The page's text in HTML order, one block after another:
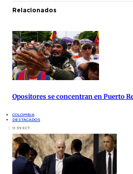
Relacionados
Opositores se concentran en Puerto
COLOMBIA
DESTACADOS
11:39 ECT